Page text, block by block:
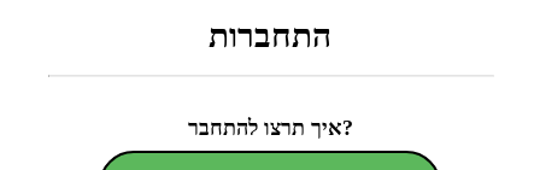
התחברות
איך תרצו להתחבר?